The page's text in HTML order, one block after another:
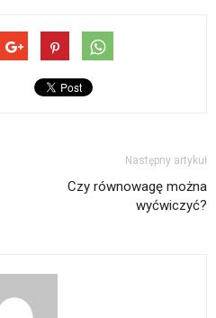
Następny artykuł
Czy równowagę można
wyćwiczyć?